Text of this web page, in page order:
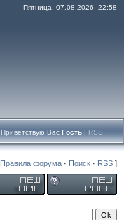
Пятница, 07.08.2026, 22:58
Приветствую Вас Гость | RSS
Правила форума · Поиск · RSS ]